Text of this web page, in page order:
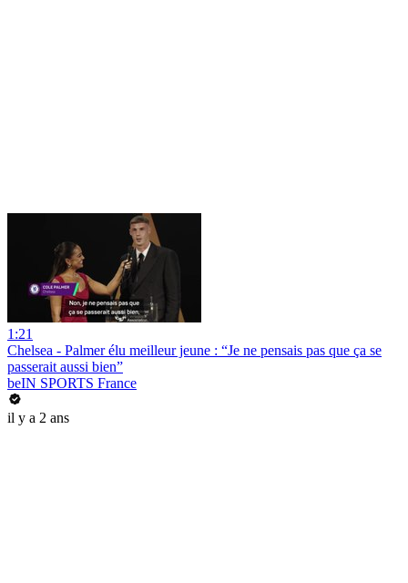
1:21
Chelsea - Palmer élu meilleur jeune : “Je ne pensais pas que ça se
passerait aussi bien”
beIN SPORTS France
il y a 2 ans